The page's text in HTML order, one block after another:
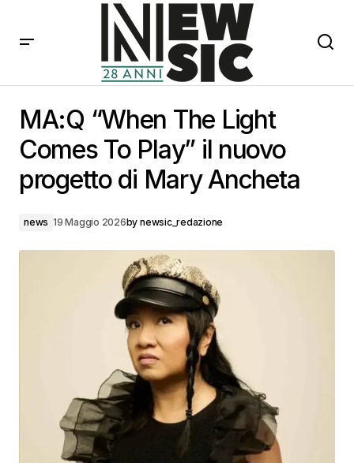
progetto di Mary Ancheta
MA:Q “When The Light
Comes To Play” il nuovo
progetto di Mary Ancheta
news 19 Maggio 2026by newsic_redazione